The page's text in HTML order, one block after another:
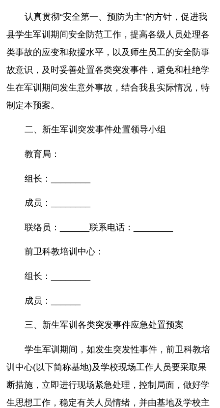
认真贯彻“安全第一、预防为主”的方针，促进我
县学生军训期间安全防范工作，提高各级人员处理各
类事故的应变和救援水平，以及师生员工的安全防事
故意识，及时妥善处置各类突发事件，避免和杜绝学
生在军训期间发生意外事故，结合我县实际情况，特
制定本预案。
二、新生军训突发事件处置领导小组
教育局：
组长：________
成员：________
联络员：______联系电话：________
前卫科教培训中心：
组长：________
成员：______
三、新生军训各类突发事件应急处置预案
学生军训期间，如发生突发性事件，前卫科教培
训中心(以下简称基地)及学校现场工作人员要采取果
断措施，立即进行现场紧急处理，控制局面，做好学
生思想工作，稳定有关人员情绪，并由基地及学校主